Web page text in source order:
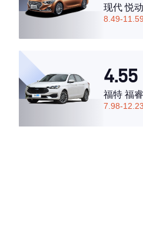
现代 悦动
8.49-
4.55
福特 福
7.98-